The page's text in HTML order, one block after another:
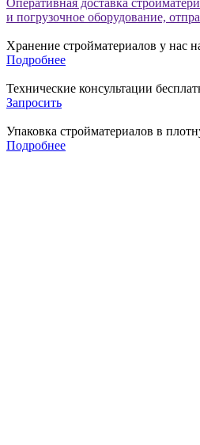
и погрузочное оборудование,
Хранение стройматериалов у нас
Подробнее
Технические консультации
Запросить
Упаковка стройматериалов в
Подробнее